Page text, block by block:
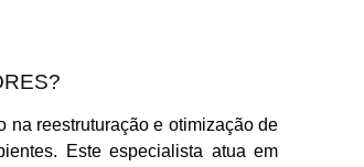
na reestruturação e otimização de
Este especialista atua em